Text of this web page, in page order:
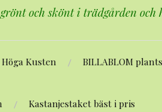
och skönt i trädgården och
Kusten BILLABLOM
Kastanjestaket bäst i pris